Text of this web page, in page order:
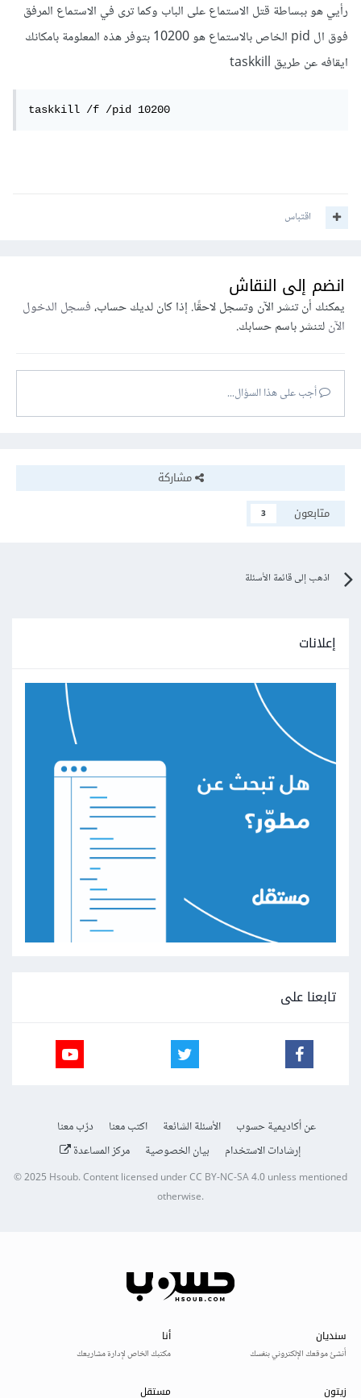
رأيي هو ببساطة قتل الاستماع على الباب وكما ترى في الاستماع المرفق
فوق ال pid الخاص بالاستماع هو 10200 بتوفر هذه المعلومة بامكانك
ايقافه عن طريق taskkill
taskkill /f /pid 10200
اقتباس
انضم إلى النقاش
يمكنك أن تنشر الآن وتسجل لاحقًا. إذا كان لديك حساب،فسجل الدخول
الآنلتنشر باسم حسابك.
أجب على هذا السؤال...
مشاركة
متابعون
3
اذهب إلى قائمة الأسئلة
إعلانات
تابعنا على
عن أكاديمية حسوب الأسئلة الشائعة اكتب معنا
درّب معنا
إرشادات الاستخدام
بيان الخصوصية مركز المساعدة
© 2025Hsoub.Content licensed underCC BY-NC-SA 4.0unless mentioned
otherwise.